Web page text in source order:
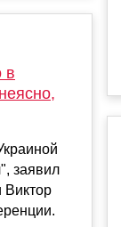
в
заявил
Виктор